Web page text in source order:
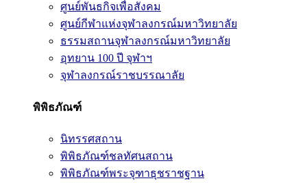
ศูนย์พันธกิจเพื่อสังคม
ศูนย์กีฬาแห่งจุฬาลงกรณ์มหาวิทยาลัย
ธรรมสถานจุฬาลงกรณ์มหาวิทยาลัย
อุทยาน 100 ปี จุฬาฯ
จุฬาลงกรณ์ราชบรรณาลัย
พิพิธภัณฑ์
นิทรรศสถาน
พิพิธภัณฑ์ชลทัศนสถาน
พิพิธภัณฑ์พระจุฑาธุชราชฐาน